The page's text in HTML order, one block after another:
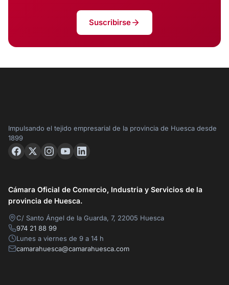
Suscribirse
Impulsando el tejido empresarial de la provincia de Huesca desde
1899
Cámara Oficial de Comercio, Industria y Servicios de la
provincia de Huesca.
C/ Santo Ángel de la Guarda, 7, 22005 Huesca
974 21 88 99
Lunes a viernes de 9 a 14 h
camarahuesca@camarahuesca.com